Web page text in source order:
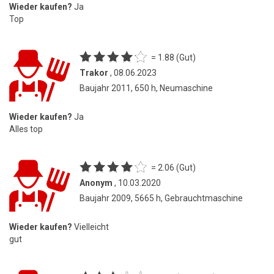
Wieder kaufen? Ja
Top
= 1.88 (Gut)
Trakor , 08.06.2023
Baujahr 2011, 650 h, Neumaschine
Wieder kaufen? Ja
Alles top
= 2.06 (Gut)
Anonym , 10.03.2020
Baujahr 2009, 5665 h, Gebrauchtmaschine
Wieder kaufen? Vielleicht
gut